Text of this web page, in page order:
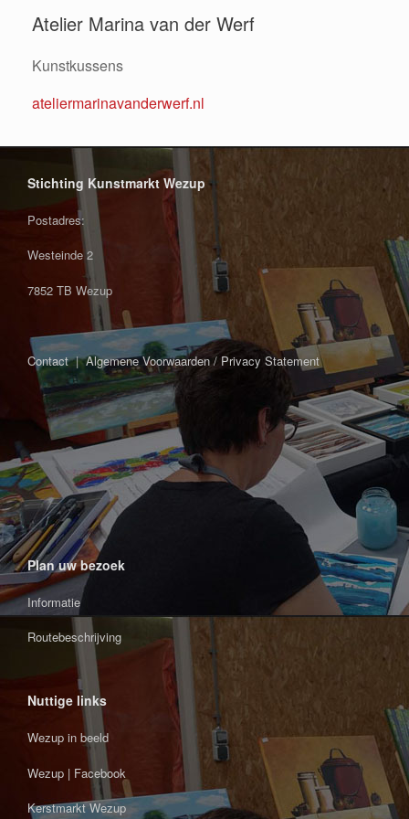
Atelier Marina van der Werf
Kunstkussens
ateliermarinavanderwerf.nl
Stichting Kunstmarkt Wezup
Postadres:
Westeinde 2
7852 TB Wezup
Contact|Algemene Voorwaarden / Privacy Statement
Plan uw bezoek
Informatie
Routebeschrijving
Nuttige links
Wezup in beeld
Wezup | Facebook
Kerstmarkt Wezup